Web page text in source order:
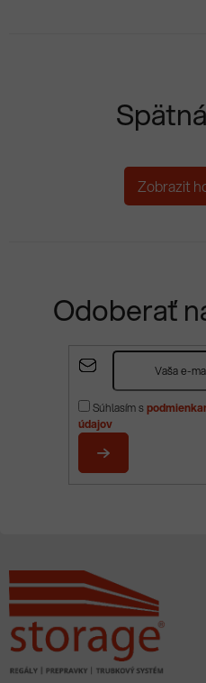
Zobrazit
Odoberať
Súhlasím s
údajov
PRIHLÁSIŤ